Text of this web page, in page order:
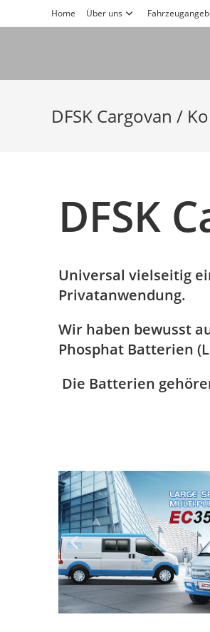
Home Über uns
DFSK Cargovan /
DFSK
Universal vielseitig
Privatanwendung.
Wir haben bewusst
Phosphat Batterien
Die Batterien